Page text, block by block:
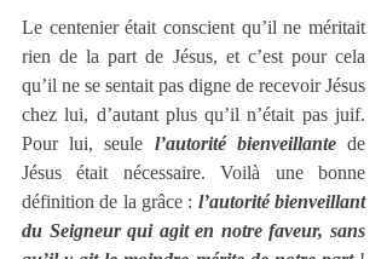
Le centenier était conscient qu’il ne méritait
rien de la part de Jésus, et c’est pour cela
qu’il ne se sentait pas digne de recevoir Jésus
chez lui, d’autant plus qu’il n’était pas juif.
Pour lui, seule l’autorité bienveillante de
Jésus était nécessaire. Voilà une bonne
définition de la grâce : l’autorité bienveillant
du Seigneur qui agit en notre faveur, sans